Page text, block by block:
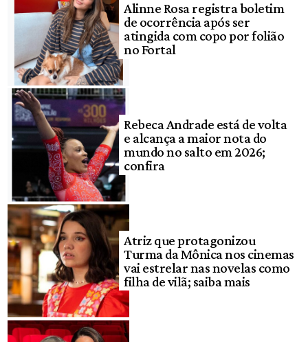
Alinne Rosa registra boletim
de ocorrência após ser
atingida com copo por folião
no Fortal
Rebeca Andrade está de volta
e alcança a maior nota do
mundo no salto em 2026;
confira
Atriz que protagonizou
Turma da Mônica nos cinemas
vai estrelar nas novelas como
filha de vilã; saiba mais